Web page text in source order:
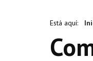
Está aquí: